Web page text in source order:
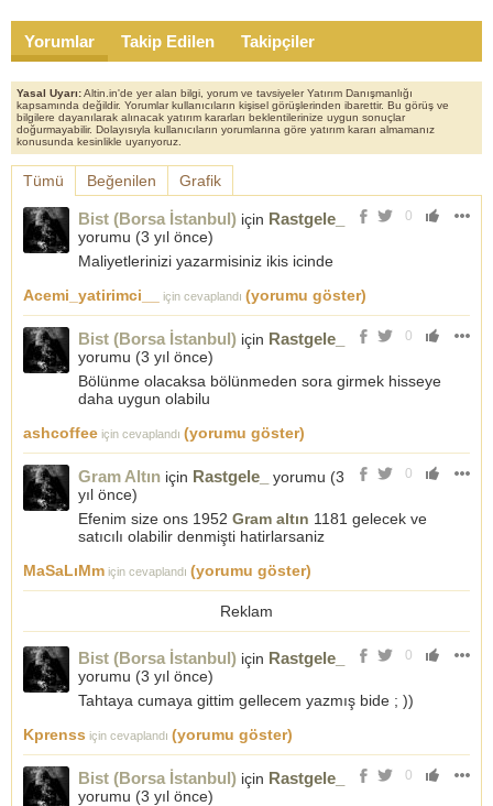
Yorumlar Takip Edilen Takipçiler
Yasal Uyarı:Altin.in'de yer alan bilgi, yorum ve tavsiyeler Yatırım Danışmanlığı
kapsamında değildir. Yorumlar kullanıcıların kişisel görüşlerinden ibarettir. Bu görüş ve
bilgilere dayanılarak alınacak yatırım kararları beklentilerinize uygun sonuçlar
doğurmayabilir. Dolayısıyla kullanıcıların yorumlarına göre yatırım kararı almamanız
konusunda kesinlikle uyarıyoruz.
Tümü Beğenilen Grafik
0
Bist (Borsa İstanbul) için Rastgele_
yorumu (3 yıl önce)
Maliyetlerinizi yazarmisiniz ikis icinde
Acemi_yatirimci__
için cevaplandı (yorumu göster)
0
Bist (Borsa İstanbul) için Rastgele_
yorumu (3 yıl önce)
Bölünme olacaksa bölünmeden sora girmek hisseye
daha uygun olabilu
ashcoffee için cevaplandı (yorumu göster)
0
Gram Altın için Rastgele_ yorumu (3
yıl önce)
Efenim size ons 1952 Gram altın 1181 gelecek ve
satıcılı olabilir denmişti hatirlarsaniz
MaSaLıMm için cevaplandı (yorumu göster)
Reklam
0
Bist (Borsa İstanbul) için Rastgele_
yorumu (3 yıl önce)
Tahtaya cumaya gittim gellecem yazmış bide ; ))
Kprenss için cevaplandı (yorumu göster)
0
Bist (Borsa İstanbul) için Rastgele_
yorumu (3 yıl önce)